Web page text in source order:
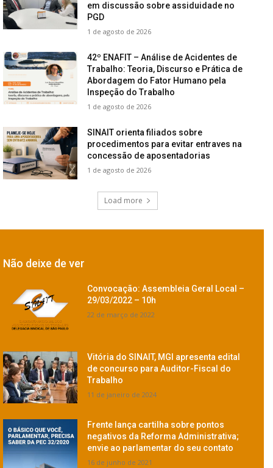
em discussão sobre assiduidade no
PGD
1 de agosto de 2026
42º ENAFIT – Análise de Acidentes de
Trabalho: Teoria, Discurso e Prática de
Abordagem do Fator Humano pela
Inspeção do Trabalho
1 de agosto de 2026
SINAIT orienta filiados sobre
procedimentos para evitar entraves na
concessão de aposentadorias
1 de agosto de 2026
Load more
Não deixe de ver
Convocação: Assembleia Geral Local –
29/03/2022 – 10h
22 de março de 2022
Vitória do SINAIT, MGI apresenta edital
de concurso para Auditor-Fiscal do
Trabalho
11 de janeiro de 2024
Frente lança cartilha sobre pontos
negativos da Reforma Administrativa;
envie ao parlamentar do seu contato
16 de junho de 2021